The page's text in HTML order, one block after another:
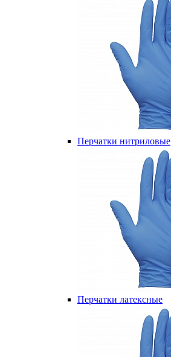
Перчатки нитриловые
Перчатки латексные